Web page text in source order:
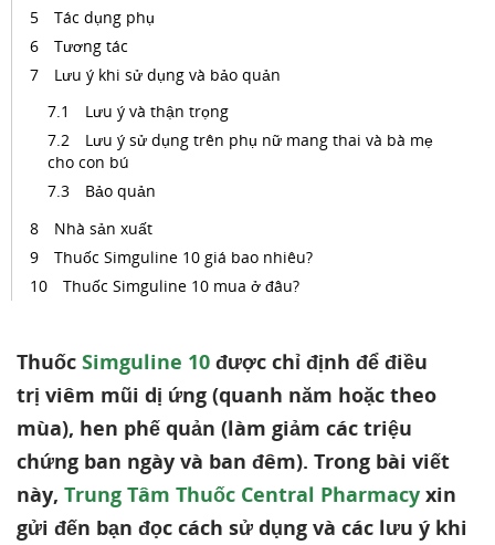
Tác dụng phụ
Tương tác
Lưu ý khi sử dụng và bảo quản
Lưu ý và thận trọng
Lưu ý sử dụng trên phụ nữ mang thai và bà mẹ
cho con bú
Bảo quản
Nhà sản xuất
Thuốc Simguline 10 giá bao nhiêu?
Thuốc Simguline 10 mua ở đâu?
Thuốc Simguline 10 được chỉ định để điều
trị viêm mũi dị ứng (quanh năm hoặc theo
mùa), hen phế quản (làm giảm các triệu
chứng ban ngày và ban đêm). Trong bài viết
này, Trung Tâm Thuốc Central Pharmacy xin
gửi đến bạn đọc cách sử dụng và các lưu ý khi